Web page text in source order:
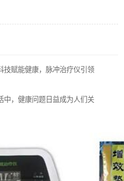
技赋能健康，脉冲治疗仪引领
中，健康问题日益成为人们关